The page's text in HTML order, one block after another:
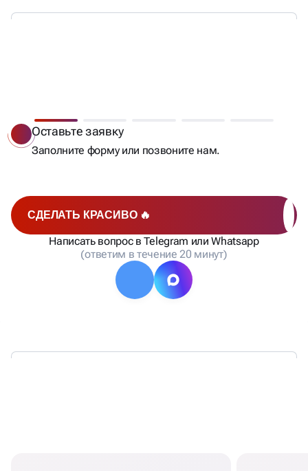
СДЕЛАТЬ КРАСИВО 🔥
Написать вопрос в Telegram или Whatsapp
(ответим в течение 20 минут)
Оставьте заявку
Заполните форму или позвоните нам.